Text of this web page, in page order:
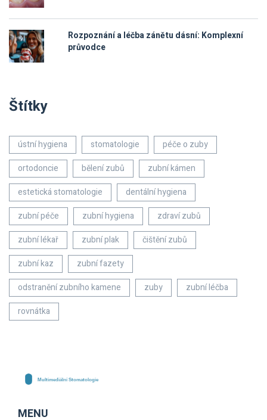
Rozpoznání a léčba zánětu dásní: Komplexní
průvodce
Štítky
ústní hygiena stomatologie
péče o zuby
ortodoncie
bělení zubů
zubní kámen
estetická stomatologie
dentální hygiena
zubní péče
zubní hygiena
zdraví zubů
zubní lékař
zubní plak
čištění zubů
zubní kaz
zubní fazety
odstranění zubního kamene
zuby
zubní léčba
rovnátka
MENU